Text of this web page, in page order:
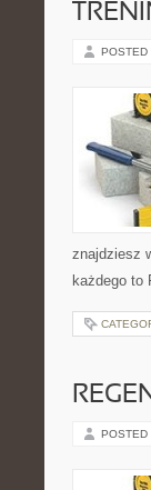
POSTED
znajdziesz
każdego
POSTED